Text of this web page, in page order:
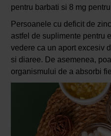
pentru barbati si 8 mg
Persoanele cu deficit de
astfel de suplimente pentru
vedere ca un aport excesiv
si diaree. De asemenea,
organismului de a absorbi